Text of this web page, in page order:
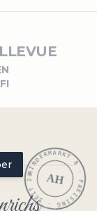
RINDERMARKT 8 · FREISING · SEIT 2009 ·
AH